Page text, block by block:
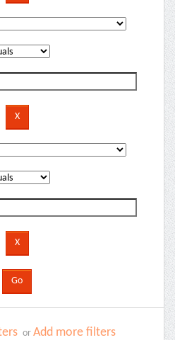
or Add more filters